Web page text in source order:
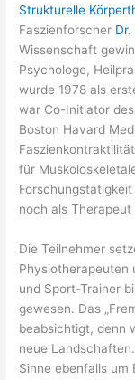
Strukturelle
Faszienforscher
Wissenschaft
Psychologe,
wurde 1978 als
war Co-Initiator
Boston Havard
für
noch als
Die Teilnehmer
Physiotherapeuten
und Sport-Trainer
gewesen. Das
beabsichtigt, denn
neue
Sinne ebenfalls um